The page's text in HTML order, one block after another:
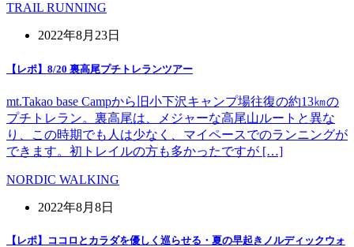
TRAIL RUNNING
2022年8月23日
【レポ】8/20 裏高尾プチトレランツアー
mt.Takao base Campから旧小下沢キャンプ場往復の約13㎞の
プチトレラン。裏高尾は、メジャーな高尾山ルートと異な
り、この時期でも人は少なく、マイペースでのランニングが
できます。初トレイルの方も多かったですが […]
NORDIC WALKING
2022年8月8日
【レポ】ココロとカラダを優しく巡らせる・夏の早起きノルディックウォ